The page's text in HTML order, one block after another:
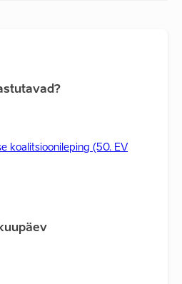
koalitsioonileping (50. EV